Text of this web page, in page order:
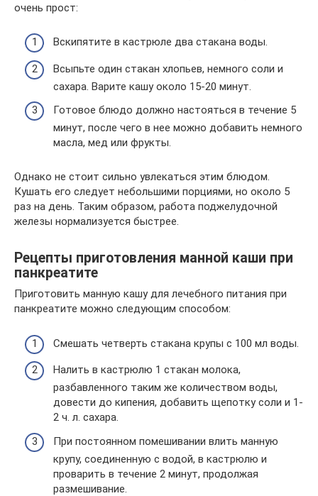
очень прост:
Вскипятите в кастрюле два стакана воды.
Всыпьте один стакан хлопьев, немного соли и
сахара. Варите кашу около 15-20 минут.
Готовое блюдо должно настояться в течение 5
минут, после чего в нее можно добавить немного
масла, мед или фрукты.
Однако не стоит сильно увлекаться этим блюдом.
Кушать его следует небольшими порциями, но около 5
раз на день. Таким образом, работа поджелудочной
железы нормализуется быстрее.
Рецепты приготовления манной каши при
панкреатите
Приготовить манную кашу для лечебного питания при
панкреатите можно следующим способом:
Смешать четверть стакана крупы с 100 мл воды.
Налить в кастрюлю 1 стакан молока,
разбавленного таким же количеством воды,
довести до кипения, добавить щепотку соли и 1-
2 ч. л. сахара.
При постоянном помешивании влить манную
крупу, соединенную с водой, в кастрюлю и
проварить в течение 2 минут, продолжая
размешивание.